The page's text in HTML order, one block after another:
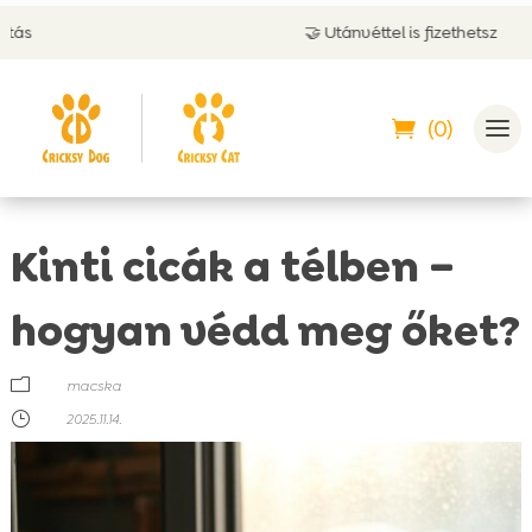
🤝 Utánvéttel is fizethetsz
(0)
Kinti cicák a télben –
hogyan védd meg őket?
m
macska
}
2025.11.14.